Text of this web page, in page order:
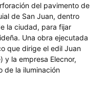
del pavimento de
de San Juan, dentro
la ciudad, para fijar
Una obra ejecutada
que dirige el edil Juan
y la empresa Elecnor,
de la iluminación